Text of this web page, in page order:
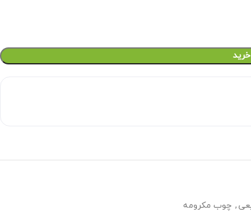
, چوب مکرومه